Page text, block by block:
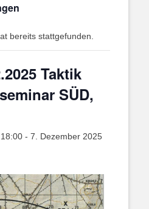
bereits stattgefunden.
Taktik
SÜD,
- 7. Dezember 2025